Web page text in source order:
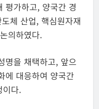
평가하고, 양국간 경
체 산업, 핵심원자재
의하였다.
명을 채택하고, 앞으
에 대응하여 양국간
이다.